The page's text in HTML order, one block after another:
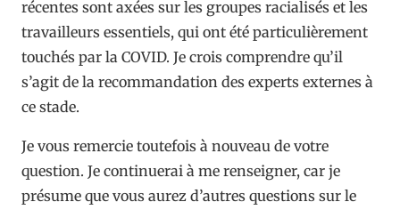
récentes sont axées sur les groupes racialisés et les
travailleurs essentiels, qui ont été particulièrement
touchés par la COVID. Je crois comprendre qu’il
s’agit de la recommandation des experts externes à
ce stade.
Je vous remercie toutefois à nouveau de votre
question. Je continuerai à me renseigner, car je
présume que vous aurez d’autres questions sur le